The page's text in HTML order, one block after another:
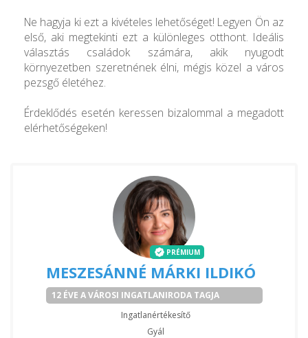
Ne hagyja ki ezt a kivételes lehetőséget! Legyen Ön az
első, aki megtekinti ezt a különleges otthont. Ideális
választás családok számára, akik nyugodt
környezetben szeretnének élni, mégis közel a város
pezsgő életéhez.
Érdeklődés esetén keressen bizalommal a megadott
elérhetőségeken!
PRÉMIUM
MESZESÁNNÉ MÁRKI ILDIKÓ
12 ÉVE A VÁROSI INGATLANIRODA TAGJA
Ingatlanértékesítő
Gyál